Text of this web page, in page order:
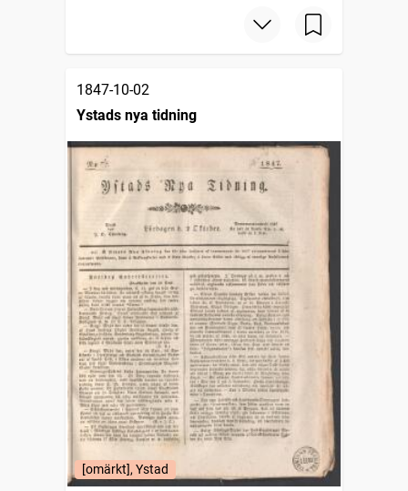
1847-10-02
Ystads nya tidning
[omärkt], Ystad